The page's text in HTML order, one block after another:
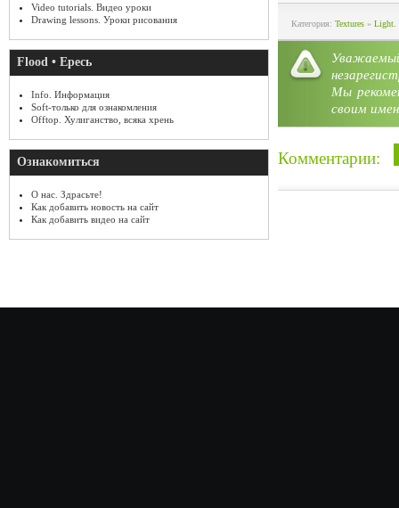
Video tutorials. Видео уроки
Drawing lessons. Уроки рисования
Flood • Ересь
Info. Информация
Soft-только для ознакомления
Offtop. Хулиганство, всяка хрень
Ознакомиться
О нас. Здрасьте!
Как добавить новость на сайт
Как добавить видео на сайт
Категория: Textures » Light.
Мы
своим
Комментарии: